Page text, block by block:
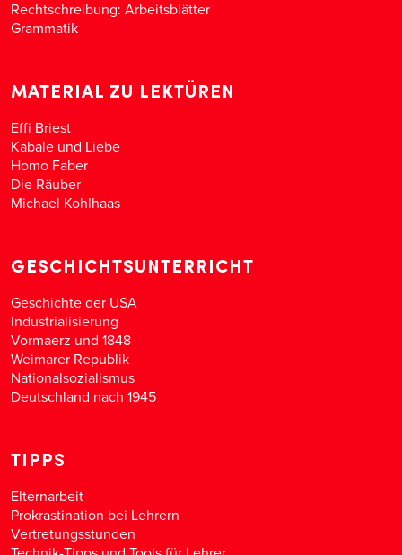
Rechtschreibung: Arbeitsblätter
Grammatik
MATERIAL ZU LEKTÜREN
Effi Briest
Kabale und Liebe
Homo Faber
Die Räuber
Michael Kohlhaas
GESCHICHTSUNTERRICHT
Geschichte der USA
Industrialisierung
Vormaerz und 1848
Weimarer Republik
Nationalsozialismus
Deutschland nach 1945
TIPPS
Elternarbeit
Prokrastination bei Lehrern
Vertretungsstunden